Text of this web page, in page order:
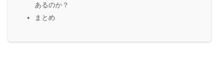
あるのか？
まとめ